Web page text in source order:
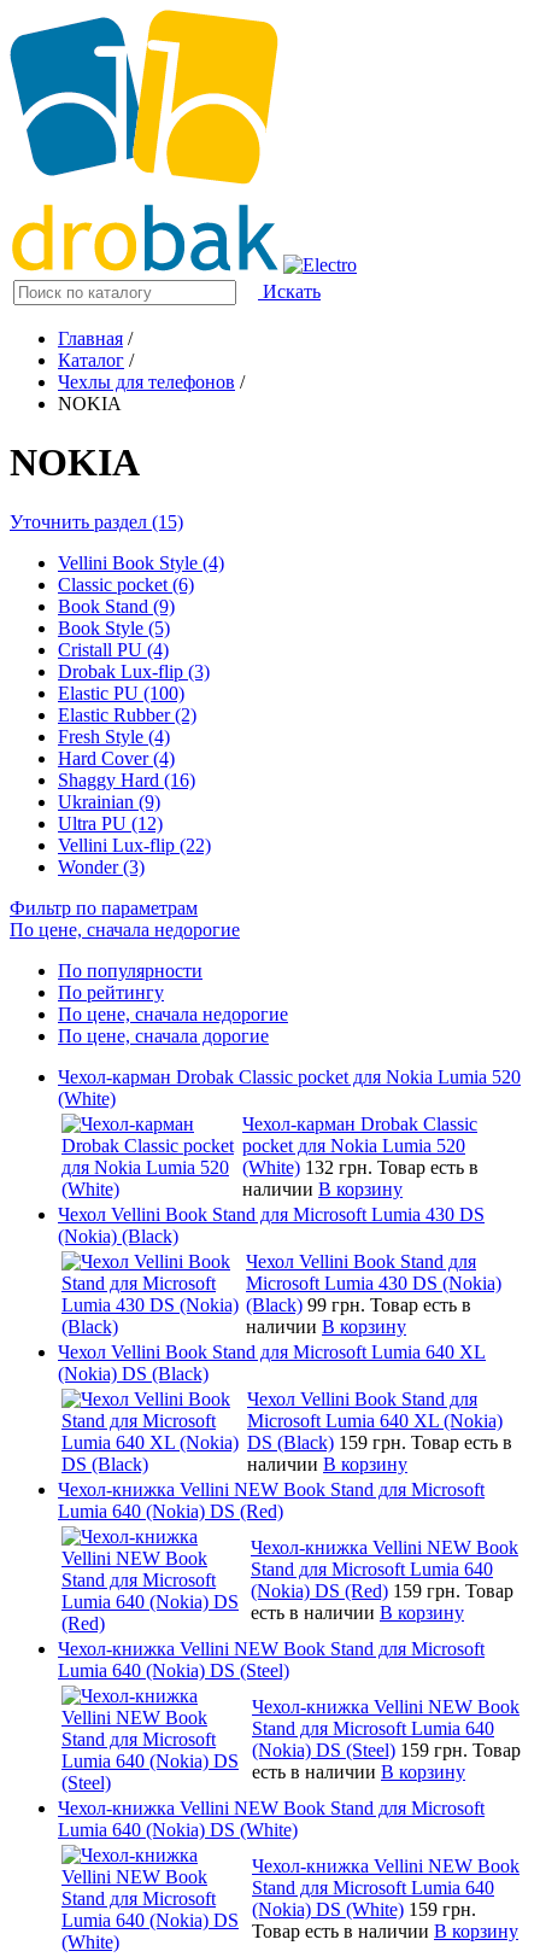
Искать
Главная /
Каталог /
Чехлы для телефонов /
NOKIA
NOKIA
Уточнить раздел (15)
Vellini Book Style (4)
Classic pocket (6)
Book Stand (9)
Book Style (5)
Cristall PU (4)
Drobak Lux-flip (3)
Elastic PU (100)
Elastic Rubber (2)
Fresh Style (4)
Hard Cover (4)
Shaggy Hard (16)
Ukrainian (9)
Ultra PU (12)
Vellini Lux-flip (22)
Wonder (3)
Фильтр по параметрам
По цене, сначала недорогие
По популярности
По рейтингу
По цене, сначала недорогие
По цене, сначала дорогие
Чехол-карман Drobak Classic pocket для Nokia Lumia 520
(White)
Чехол-карман Drobak Classic
pocket для Nokia Lumia 520
(White) 132 грн. Товар есть в
наличии В корзину
Чехол Vellini Book Stand для Microsoft Lumia 430 DS
(Nokia) (Black)
Чехол Vellini Book Stand для
Microsoft Lumia 430 DS (Nokia)
(Black) 99 грн. Товар есть в
наличии В корзину
Чехол Vellini Book Stand для Microsoft Lumia 640 XL
(Nokia) DS (Black)
Чехол Vellini Book Stand для
Microsoft Lumia 640 XL (Nokia)
DS (Black) 159 грн. Товар есть в
наличии В корзину
Чехол-книжка Vellini NEW Book Stand для Microsoft
Lumia 640 (Nokia) DS (Red)
Чехол-книжка Vellini NEW Book
Stand для Microsoft Lumia 640
(Nokia) DS (Red) 159 грн. Товар
есть в наличии В корзину
Чехол-книжка Vellini NEW Book Stand для Microsoft
Lumia 640 (Nokia) DS (Steel)
Чехол-книжка Vellini NEW Book
Stand для Microsoft Lumia 640
(Nokia) DS (Steel) 159 грн. Товар
есть в наличии В корзину
Чехол-книжка Vellini NEW Book Stand для Microsoft
Lumia 640 (Nokia) DS (White)
Чехол-книжка Vellini NEW Book
Stand для Microsoft Lumia 640
(Nokia) DS (White) 159 грн.
Товар есть в наличии В корзину